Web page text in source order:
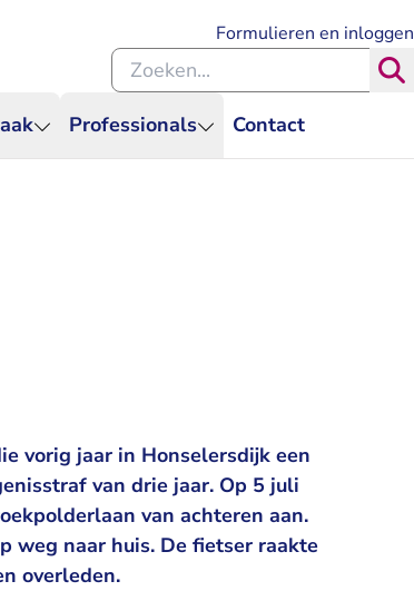
Professionals Contact
Formulieren en inloggen
Zoeken binnen de Rechtspraak
vorig jaar in Honselersdijk een
van drie jaar. Op 5 juli
van achteren aan.
weg naar huis. De fietser raakte
overleden.